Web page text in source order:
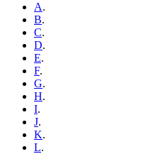
A.
B.
C.
D.
E.
F.
G.
H.
I.
J.
K.
L.